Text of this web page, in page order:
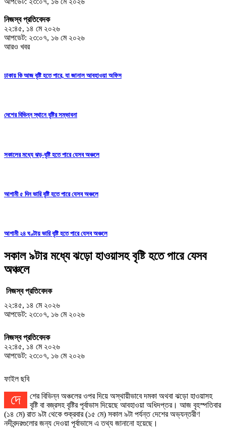
নিজস্ব প্রতিবেদক
২২:৪৫, ১৪ মে ২০২৬
আপডেট: ২৩:০৭, ১৬ মে ২০২৬
আরও খবর
ঢাকায় কি আজ বৃষ্টি হতে পারে, যা জানাল আবহাওয়া অফিস
দেশের বিভিন্ন স্থানে বৃষ্টির সম্ভাবনা
সকালের মধ্যে ঝড়-বৃষ্টি হতে পারে যেসব অঞ্চলে
আগামী ৫ দিন ভারি বৃষ্টি হতে পারে যেসব অঞ্চলে
আগামী ২৪ ঘণ্টায় ভারি বৃষ্টি হতে পারে যেসব অঞ্চলে
সকাল ৯টার মধ্যে ঝড়ো হাওয়াসহ বৃষ্টি হতে পারে যেসব
অঞ্চলে
নিজস্ব প্রতিবেদক
২২:৪৫, ১৪ মে ২০২৬
আপডেট: ২৩:০৭, ১৬ মে ২০২৬
নিজস্ব প্রতিবেদক
২২:৪৫, ১৪ মে ২০২৬
আপডেট: ২৩:০৭, ১৬ মে ২০২৬
ফাইল ছবি
দেশের বিভিন্ন অঞ্চলের ওপর দিয়ে অস্থায়ীভাবে দমকা অথবা ঝড়ো হাওয়াসহ
বৃষ্টি বা বজ্রসহ বৃষ্টির পূর্বাভাস দিয়েছে আবহাওয়া অধিদপ্তর। আজ বৃহস্পতিবার
(১৪ মে) রাত ৯টা থেকে শুক্রবার (১৫ মে) সকাল ৯টা পর্যন্ত দেশের অভ্যন্তরীণ
নদীবন্দরগুলোর জন্য দেওয়া পূর্বাভাসে এ তথ্য জানানো হয়েছে।